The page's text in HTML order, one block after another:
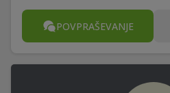
POVPRAŠEVANJE